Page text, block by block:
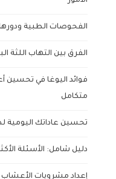
الفحوصات الطبية
الفرق بين التهاب
فوائد اليوغا في تحسين
متكامل
تحسين عاداتك
دليل شامل: الأسئلة
إعداد مشروبات الأعشاب